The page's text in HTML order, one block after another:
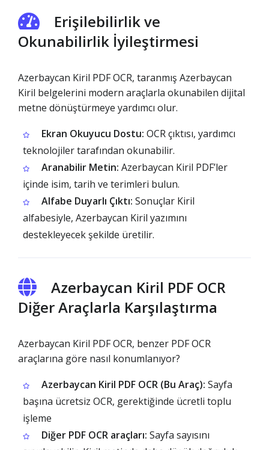
Erişilebilirlik ve
Okunabilirlik İyileştirmesi
Azerbaycan Kiril PDF OCR, taranmış Azerbaycan
Kiril belgelerini modern araçlarla okunabilen dijital
metne dönüştürmeye yardımcı olur.
Ekran Okuyucu Dostu: OCR çıktısı, yardımcı
teknolojiler tarafından okunabilir.
Aranabilir Metin: Azerbaycan Kiril PDF’ler
içinde isim, tarih ve terimleri bulun.
Alfabe Duyarlı Çıktı: Sonuçlar Kiril
alfabesiyle, Azerbaycan Kiril yazımını
destekleyecek şekilde üretilir.
Azerbaycan Kiril PDF OCR
Diğer Araçlarla Karşılaştırma
Azerbaycan Kiril PDF OCR, benzer PDF OCR
araçlarına göre nasıl konumlanıyor?
Azerbaycan Kiril PDF OCR (Bu Araç): Sayfa
başına ücretsiz OCR, gerektiğinde ücretli toplu
işleme
Diğer PDF OCR araçları: Sayfa sayısını